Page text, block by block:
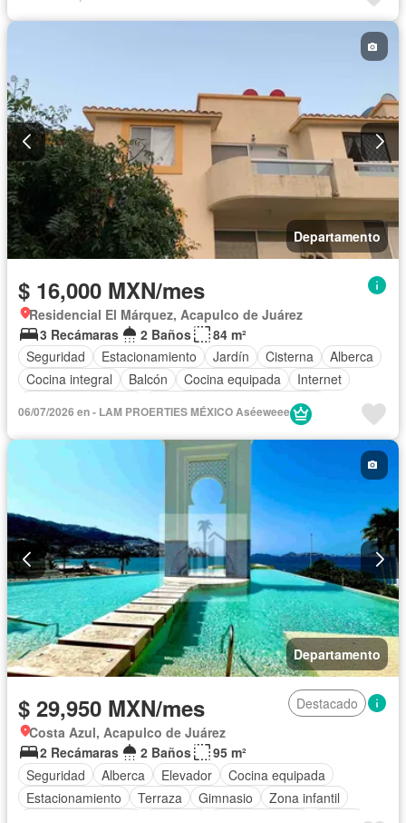
Estacionamiento
Gas natural Internet
Jardín
Permite niños
Departamento
$ 16,000 MXN/mes
Residencial El Márquez, Acapulco de Juárez
3 Recámaras
2 Baños
84 m²
Seguridad
Estacionamiento Jardín Cisterna
Alberca
Cocina integral
Balcón Cocina equipada
Internet
Circuito cerrado de televisión
Recámara con closet
Permite mascotas
06/07/2026 en - LAM PROERTIES MÉXICO Aséeweee
Departamento
$ 29,950 MXN/mes
Destacado
Costa Azul, Acapulco de Juárez
2 Recámaras
2 Baños
95 m²
Seguridad
Alberca Elevador
Cocina equipada
Estacionamiento
Terraza Gimnasio
Zona infantil